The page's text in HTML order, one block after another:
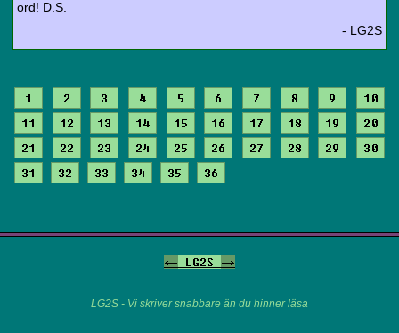
ord! D.S.
- LG2S
1 2 3 4 5 6 7 8 9
10
11
12 13 14 15 16 17 18 19
20
21
22 23 24 25 26 27 28 29
30
31
32 33 34 35 36
<- LG2S ->
LG2S - Vi skriver snabbare än du hinner läsa